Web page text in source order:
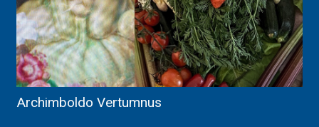
Archimboldo Vertumnus